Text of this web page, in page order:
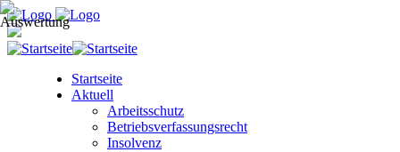
Startseite
Aktuell
Arbeitsschutz
Betriebsverfassungsrecht
Insolvenz